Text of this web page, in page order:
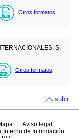
Otros formatos
S.
Otros formatos
subir
Aviso legal
Interno de Información